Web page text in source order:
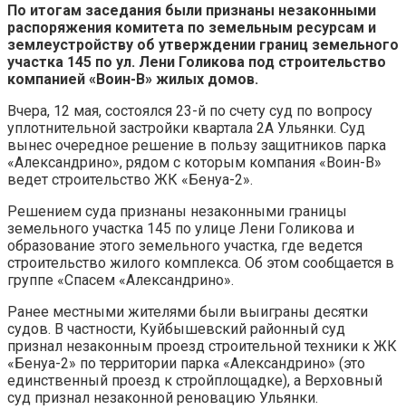
По итогам заседания были признаны незаконными
распоряжения комитета по земельным ресурсам и
землеустройству об утверждении границ земельного
участка 145 по ул. Лени Голикова под строительство
компанией «Воин-В» жилых домов.
Вчера, 12 мая, состоялся 23-й по счету суд по вопросу
уплотнительной застройки квартала 2А Ульянки. Суд
вынес очередное решение в пользу защитников парка
«Александрино», рядом с которым компания «Воин-В»
ведет строительство ЖК «Бенуа-2».
Решением суда признаны незаконными границы
земельного участка 145 по улице Лени Голикова и
образование этого земельного участка, где ведется
строительство жилого комплекса. Об этом сообщается в
группе «Спасем «Александрино».
Ранее местными жителями были выиграны десятки
судов. В частности, Куйбышевский районный суд
признал незаконным проезд строительной техники к ЖК
«Бенуа-2» по территории парка «Александрино» (это
единственный проезд к стройплощадке), а Верховный
суд признал незаконной реновацию Ульянки.